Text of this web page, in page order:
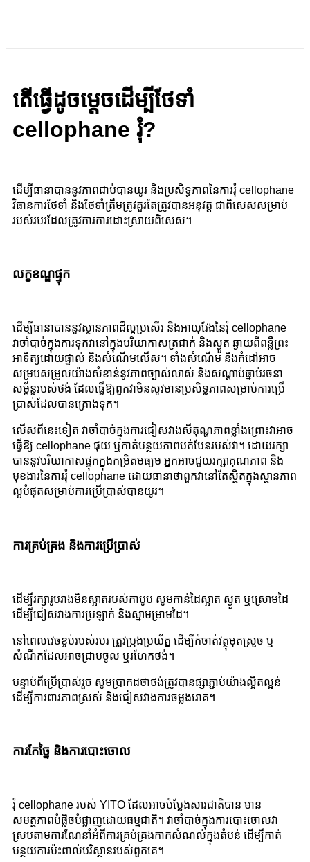
តើធ្វើដូចម្តេចដើម្បីថែទាំ
cellophane រុំ?
ដើម្បីធានាបាននូវភាពជាប់បានយូរ និងប្រសិទ្ធភាពនៃការរុំ cellophane
វិធានការថែទាំ និងថែទាំត្រឹមត្រូវគួរតែត្រូវបានអនុវត្ត ជាពិសេសសម្រាប់
របស់របរដែលត្រូវការការដោះស្រាយពិសេស។
លក្ខខណ្ឌផ្ទុក
ដើម្បីធានាបាននូវស្ថានភាពដ៏ល្អប្រសើរ និងអាយុវែងនៃរុំ cellophane
វាចាំបាច់ក្នុងការទុកវានៅក្នុងបរិយាកាសត្រជាក់ និងស្ងួត ឆ្ងាយពីពន្លឺព្រះ
អាទិត្យដោយផ្ទាល់ និងសំណើមលើស។ ទាំងសំណើម និងកំដៅអាច
សម្របសម្រួលយ៉ាងសំខាន់នូវភាពច្បាស់លាស់ និងសណ្តាប់ធ្នាប់រចនា
សម្ព័ន្ធរបស់ថង់ ដែលធ្វើឱ្យពួកវាមិនសូវមានប្រសិទ្ធភាពសម្រាប់ការប្រើ
ប្រាស់ដែលបានគ្រោងទុក។
លើសពីនេះទៀត វាចាំបាច់ក្នុងការជៀសវាងសីតុណ្ហភាពខ្លាំងព្រោះវាអាច
ធ្វើឱ្យ cellophane ផុយ ឬកាត់បន្ថយភាពបត់បែនរបស់វា។ ដោយរក្សា
បាននូវបរិយាកាសផ្ទុកក្នុងកម្រិតមធ្យម អ្នកអាចជួយរក្សាគុណភាព និង
មុខងារនៃការរុំ cellophane ដោយធានាថាពួកវានៅតែស្ថិតក្នុងស្ថានភាព
ល្អបំផុតសម្រាប់ការប្រើប្រាស់បានយូរ។
ការគ្រប់គ្រង និងការប្រើប្រាស់
ដើម្បីរក្សារូបរាងមិនស្អាតរបស់កាបូប សូមកាន់ដៃស្អាត ស្ងួត ឬស្រោមដៃ
ដើម្បីជៀសវាងការប្រឡាក់ និងស្នាមម្រាមដៃ។
នៅពេលវេចខ្ចប់របស់របរ ត្រូវប្រុងប្រយ័ត្ន ដើម្បីកំចាត់វត្ថុមុតស្រួច ឬ
សំណឹកដែលអាចជ្រាបចូល ឬរហែកថង់។
បន្ទាប់ពីប្រើប្រាស់រួច សូមប្រាកដថាថង់ត្រូវបានផ្សាភ្ជាប់យ៉ាងល្អិតល្អន់
ដើម្បីការពារភាពស្រស់ និងជៀសវាងការចម្លងរោគ។
ការកែច្នៃ និងការបោះចោល
រុំ cellophane របស់ YITO ដែលអាចបំប្លែងសារជាតិបាន មាន
សមត្ថភាពបំផ្លិចបំផ្លាញដោយធម្មជាតិ។ វាចាំបាច់ក្នុងការបោះចោលវា
ស្របតាមការណែនាំអំពីការគ្រប់គ្រងកាកសំណល់ក្នុងតំបន់ ដើម្បីកាត់
បន្ថយការប៉ះពាល់បរិស្ថានរបស់ពួកគេ។